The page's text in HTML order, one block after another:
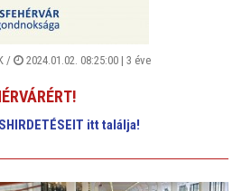
/ 2024.01.02. 08:25:00 | 3 éve
itt találja!